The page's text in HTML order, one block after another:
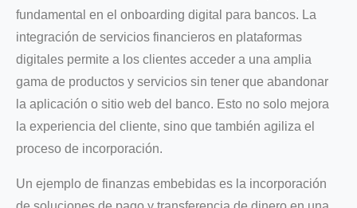
fundamental en el onboarding digital para bancos. La
integración de servicios financieros en plataformas
digitales permite a los clientes acceder a una amplia
gama de productos y servicios sin tener que abandonar
la aplicación o sitio web del banco. Esto no solo mejora
la experiencia del cliente, sino que también agiliza el
proceso de incorporación.
Un ejemplo de finanzas embebidas es la incorporación